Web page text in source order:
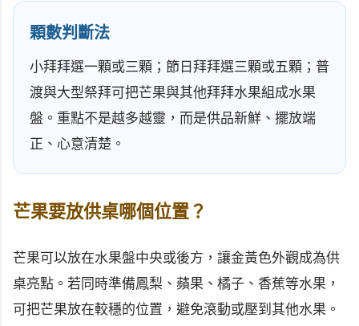
顆數判斷法
小拜拜選一顆或三顆；節日拜拜選三顆或五顆；普
渡與大型祭拜可把芒果與其他拜拜水果組成水果
盤。重點不是越多越靈，而是供品新鮮、擺放端
正、心意清楚。
芒果要放供桌哪個位置？
芒果可以放在水果盤中央或後方，讓金黃色外觀成為供
桌亮點。若同時準備鳳梨、蘋果、橘子、香蕉等水果，
可把芒果放在較穩的位置，避免滾動或壓到其他水果。